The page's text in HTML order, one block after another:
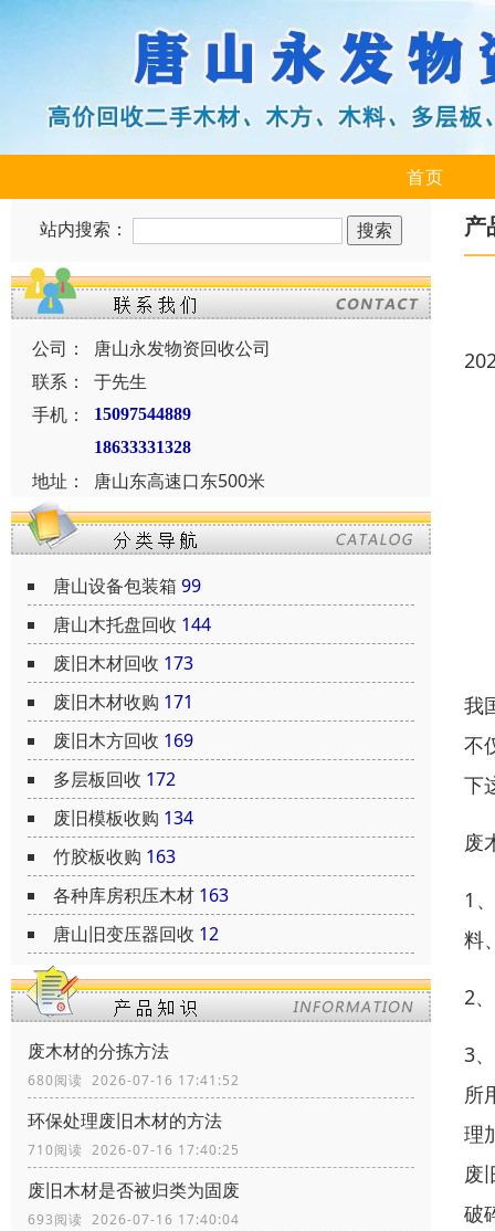
首页
站内搜索：
公司：
唐山永发物资回收公司
联系：
于先生
手机：
15097544889
18633331328
地址： 唐山东高速口东500米
唐山设备包装箱 99
唐山木托盘回收 144
废旧木材回收 173
废旧木材收购 171
废旧木方回收 169
多层板回收 172
废旧模板收购 134
竹胶板收购 163
各种库房积压木材 163
唐山旧变压器回收 12
废木材的分拣方法
680阅读 2026-07-16 17:41:52
环保处理废旧木材的方法
710阅读 2026-07-16 17:40:25
废旧木材是否被归类为固废
693阅读 2026-07-16 17:40:04
产
我
不
下
废
1
料
2
3
所
理
废
破